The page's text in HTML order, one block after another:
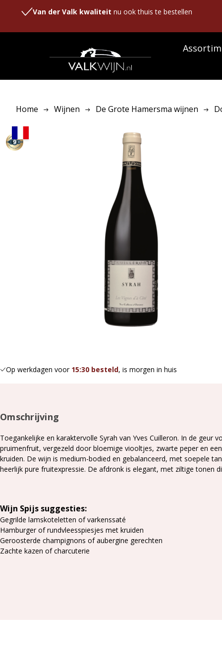
Van der Valk kwaliteit nu ook thuis te bestellen
Home Wijnen De Grote Hamersma wijnen
9-
Op werkdagen voor 15:30 besteld, is morgen in huis
Omschrijving
Toegankelijke en karaktervolle Syrah van Yves Cuilleron. In de geur
pruimenfruit, vergezeld door bloemige viooltjes, zwarte peper en
kruiden. De wijn is medium-bodied en gebalanceerd, met soepele
heerlijk pure fruitexpressie. De afdronk is elegant, met ziltige tonen
Wijn Spijs suggesties:
Gegrilde lamskoteletten of varkenssaté
Hamburger of rundvleesspiesjes met kruiden
Geroosterde champignons of aubergine gerechten
Zachte kazen of charcuterie